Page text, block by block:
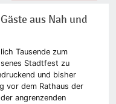
aus Nah und
Tausende zum
Stadtfest zu
und bisher
vor dem Rathaus der
angrenzenden